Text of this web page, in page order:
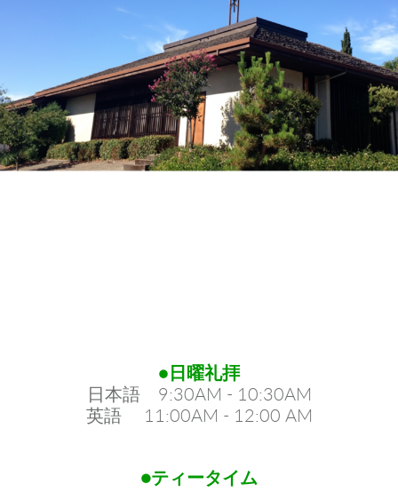
● 日曜礼拝
日本語 9:30AM - 10:30AM
英語 11:00AM - 12:00 AM
●ティータイム